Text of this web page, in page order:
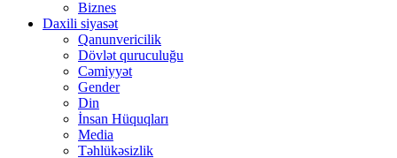
Biznes
Daxili siyasət
Qanunvericilik
Dövlət quruculuğu
Cəmiyyət
Gender
Din
İnsan Hüquqları
Media
Təhlükəsizlik